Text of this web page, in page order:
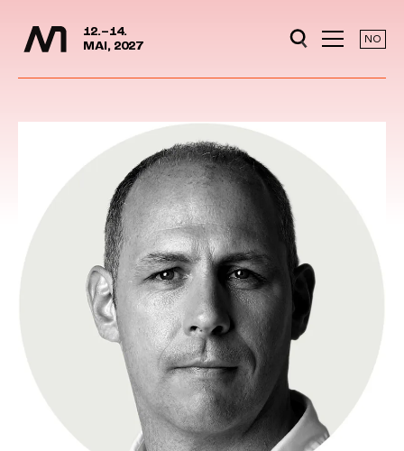
Jump to content
12.–14.
MAI, 2027
NO